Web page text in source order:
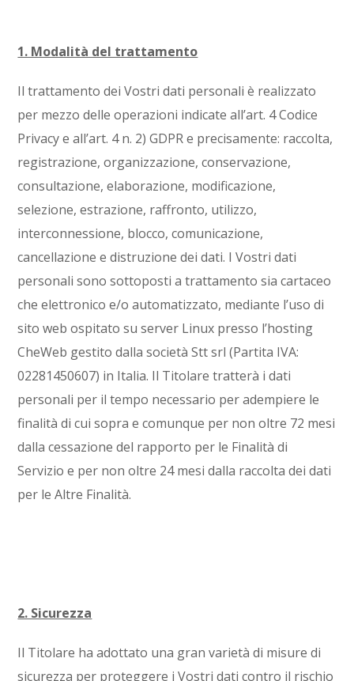
1. Modalità del trattamento
Il trattamento dei Vostri dati personali è realizzato
per mezzo delle operazioni indicate all’art. 4 Codice
Privacy e all’art. 4 n. 2) GDPR e precisamente: raccolta,
registrazione, organizzazione, conservazione,
consultazione, elaborazione, modificazione,
selezione, estrazione, raffronto, utilizzo,
interconnessione, blocco, comunicazione,
cancellazione e distruzione dei dati. I Vostri dati
personali sono sottoposti a trattamento sia cartaceo
che elettronico e/o automatizzato, mediante l’uso di
sito web ospitato su server Linux presso l’hosting
CheWeb gestito dalla societàStt srl (Partita IVA:
02281450607) in Italia. Il Titolare tratterà i dati
personali per il tempo necessario per adempiere le
finalità di cui sopra e comunque per non oltre 72 mesi
dalla cessazione del rapporto per le Finalità di
Servizio e per non oltre 24 mesi dalla raccolta dei dati
per le Altre Finalità.
2. Sicurezza
Il Titolare ha adottato una gran varietà di misure di
sicurezza per proteggere i Vostri dati contro il rischio